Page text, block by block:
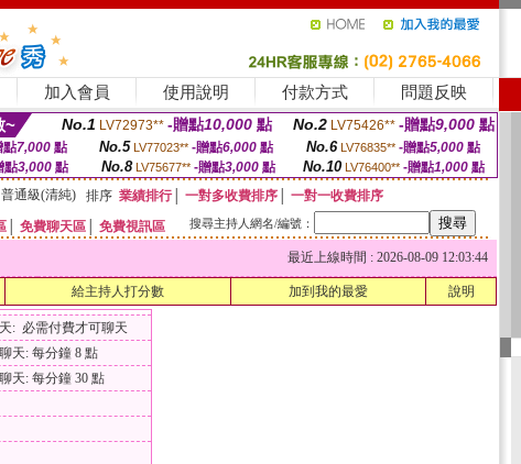
加入會員 使用說明 付款方式 問題反映
~ No.1 LV72973** -贈點10,000 點 No.2 LV75426** -贈點9,000 點
點7,000點 No.5 LV77023** -贈點6,000點 No.6 LV76835** -贈點5,000點
點3,000 點 No.8 LV75677** -贈點3,000點 No.10 LV76400** -贈點1,000 點
普通級(清純) 排序 業績排行│ 一對多收費排序
一對一收費排序
免費聊天區 免費視訊區 搜尋主持人網名/編號：
最近上線時間 : 2026-08-09 12:03:44
給主持人打分數 加到我的最愛 說明
: 必需付費才可聊天
天: 每分鐘 8 點
天: 每分鐘 30 點